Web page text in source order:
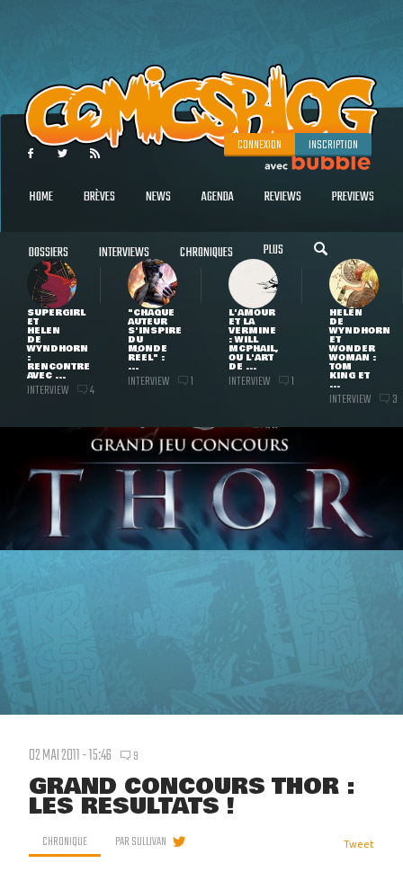
CONNEXION INSCRIPTION
HOME BRÈVES NEWS AGENDA REVIEWS PREVIEWS
DOSSIERS INTERVIEWS CHRONIQUES PLUS
SUPERGIRL
ET
HELEN
DE
WYNDHORN
:
RENCONTRE
AVEC ...
INTERVIEW 4
"CHAQUE
AUTEUR
S'INSPIRE
DU
MONDE
RÉEL" :
...
INTERVIEW 1
L'AMOUR
ET LA
VERMINE
: WILL
MCPHAIL,
OU L'ART
DE ...
INTERVIEW 1
HELEN
DE
WYNDHORN
ET
WONDER
WOMAN :
TOM
KING ET
...
INTERVIEW 3
02 MAI 2011 - 15:46 9
GRAND CONCOURS THOR :
LES RÉSULTATS !
CHRONIQUE PARSULLIVAN Tweet